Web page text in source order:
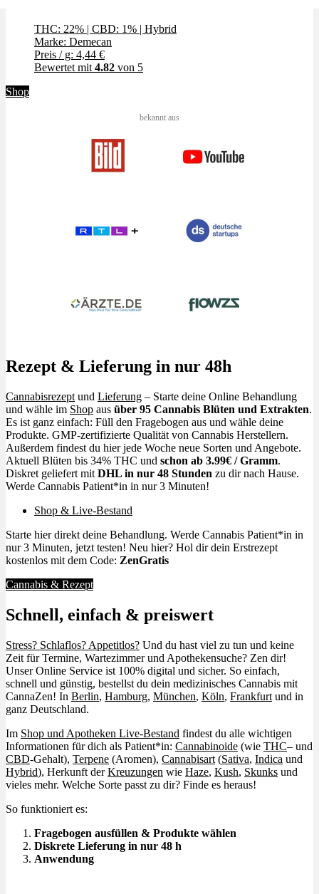
THC: 22% | CBD: 1% | Hybrid
Marke: Demecan
Preis / g: 4,44 €
Bewertet mit 4.82 von 5
Shop
bekannt aus
Rezept & Lieferung in nur 48h
Cannabisrezept und Lieferung – Starte deine Online Behandlung
und wähle im Shop aus über 95 Cannabis Blüten und Extrakten.
Es ist ganz einfach: Füll den Fragebogen aus und wähle deine
Produkte. GMP-zertifizierte Qualität von Cannabis Herstellern.
Außerdem findest du hier jede Woche neue Sorten und Angebote.
Aktuell Blüten bis 34% THC und schon ab 3.99€ / Gramm.
Diskret geliefert mit DHL in nur 48 Stunden zu dir nach Hause.
Werde Cannabis Patient*in in nur 3 Minuten!
Shop & Live-Bestand
Starte hier direkt deine Behandlung. Werde Cannabis Patient*in in
nur 3 Minuten, jetzt testen! Neu hier? Hol dir dein Erstrezept
kostenlos mit dem Code: ZenGratis
Cannabis & Rezept
Schnell, einfach & preiswert
Stress? Schlaflos? Appetitlos? Und du hast viel zu tun und keine
Zeit für Termine, Wartezimmer und Apothekensuche? Zen dir!
Unser Online Service ist 100% digital und sicher. So einfach,
schnell und günstig, bestellst du dein medizinisches Cannabis mit
CannaZen! In Berlin, Hamburg, München, Köln, Frankfurt und in
ganz Deutschland.
Im Shop und Apotheken Live-Bestand findest du alle wichtigen
Informationen für dich als Patient*in: Cannabinoide (wie THC– und
CBD-Gehalt), Terpene (Aromen), Cannabisart (Sativa, Indica und
Hybrid), Herkunft derKreuzungen wie Haze, Kush, Skunks und
vieles mehr. Welche Sorte passt zu dir? Finde es heraus!
So funktioniert es:
Fragebogen ausfüllen & Produkte wählen
Diskrete Lieferung in nur 48 h
Anwendung